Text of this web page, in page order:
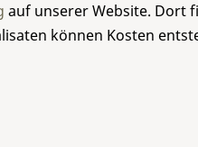
auf unserer Website. Dort
können Kosten